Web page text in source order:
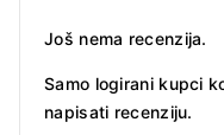
Još nema recenzija.
Samo logirani kupci
napisati recenziju.